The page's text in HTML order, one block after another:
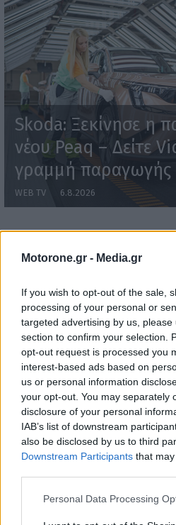
Motorone.gr - Media.gr
If you wish to opt-out of the sale,
processing of your personal or
targeted advertising by us,
section to confirm your selection.
opt-out request is processed you
interest-based ads based on
us or personal information
your opt-out. You may separately
disclosure of your personal
IAB’s list of downstream
also be disclosed by us to third
Downstream Participants that
Personal Data Processing
Skoda: Ξεκίνησε η
νέου Peaq – Δείτε
γραμμή παραγωγής
WEB TV 6.8.2026